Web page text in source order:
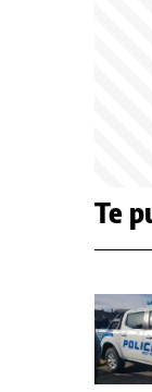
Te